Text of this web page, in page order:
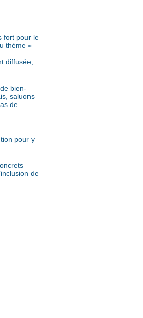
fort pour le
thème «
diffusée,
bien-
saluons
de
pour y
de